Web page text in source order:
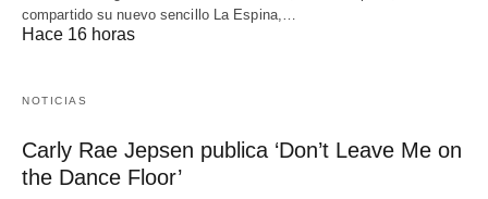
compartido su nuevo sencillo La Espina,…
Hace 16 horas
NOTICIAS
Carly Rae Jepsen publica ‘Don’t Leave Me on
the Dance Floor’